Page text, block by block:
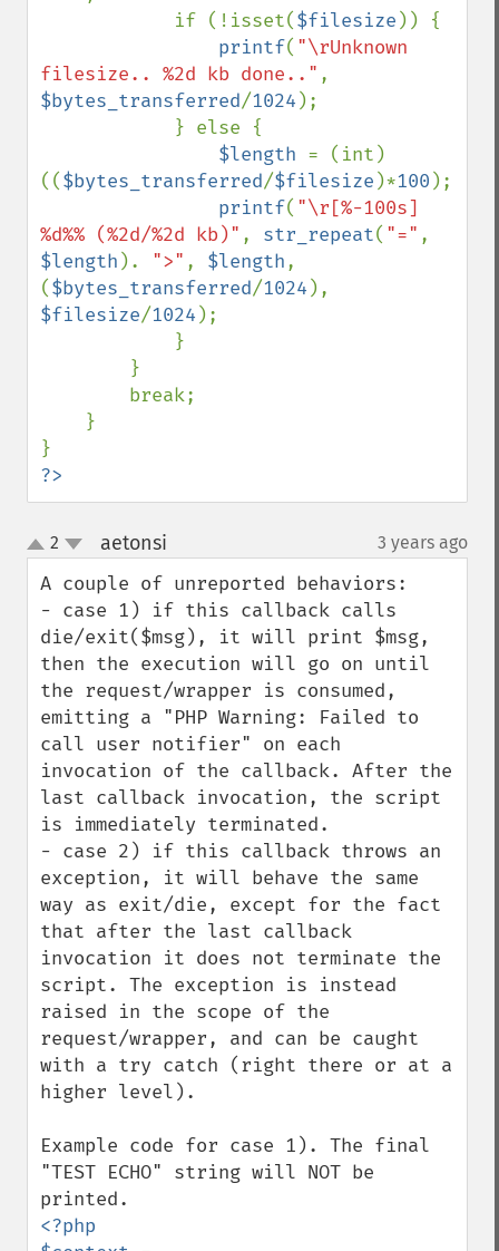
            if (!isset(
$filesize )) {
printf( "\rUnknown
filesize.. %2d kb done.."
$bytes_transferred/1024 );
$length = (int)
(($bytes_transferred/$filesize )*100 );
printf( "\r[%-100s]
%d%% (%2d/%2d kb)" , str_repeat( "="
$length ). ">" , $length,
($bytes_transferred/1024
$filesize/1024 );
?>
up
down
2 aetonsi 3 years ago
A couple of unreported behaviors:
- case 1) if this callback calls
die/exit($msg), it will print $msg,
then the execution will go on until
the request/wrapper is consumed,
emitting a "PHP Warning: Failed to
call user notifier" on each
invocation of the callback. After the
last callback invocation, the script
is immediately terminated.
- case 2) if this callback throws an
exception, it will behave the same
way as exit/die, except for the fact
that after the last callback
invocation it does not terminate the
script. The exception is instead
raised in the scope of the
request/wrapper, and can be caught
with a try catch (right there or at a
higher level).
Example code for case 1). The final
"TEST ECHO" string will NOT be
<?php